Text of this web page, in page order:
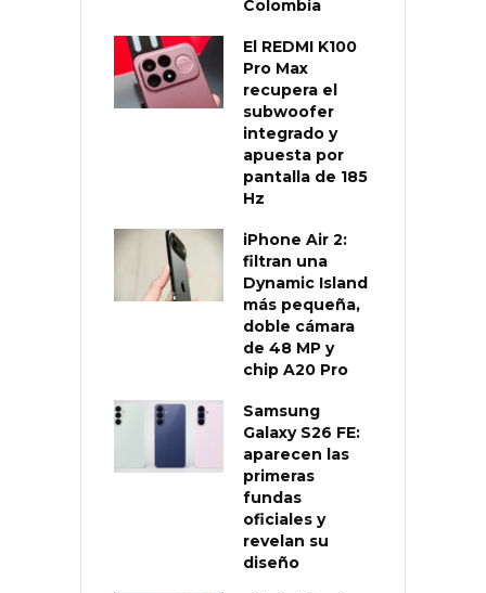
Colombia
El REDMI K100
Pro Max
recupera el
subwoofer
integrado y
apuesta por
pantalla de 185
Hz
iPhone Air 2:
filtran una
Dynamic Island
más pequeña,
doble cámara
de 48 MP y
chip A20 Pro
Samsung
Galaxy S26 FE:
aparecen las
primeras
fundas
oficiales y
revelan su
diseño